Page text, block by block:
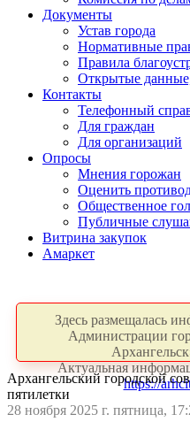
Документы
Устав города
Нормативные
Правила
Открытые
Контакты
Телефонный
Для граждан
Для организаций
Опросы
Мнения горожан
Оценить
Общественное
Публичные
Витрина закупок
Амаркет
Здесь размещалась
Администрации
Актуальная
https://
Архангельский городской
пятилетки
28 ноября 2025 г. пятница,